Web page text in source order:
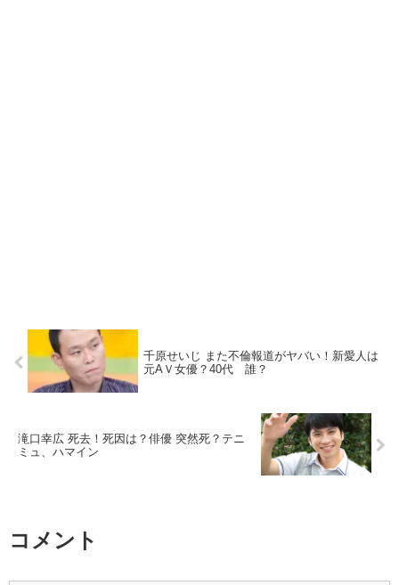
千原せいじ また不倫報道がヤバい！新愛人は
元AＶ女優？40代 誰？
滝口幸広 死去！死因は？俳優 突然死？テニ
ミュ、ハマイン
コメント